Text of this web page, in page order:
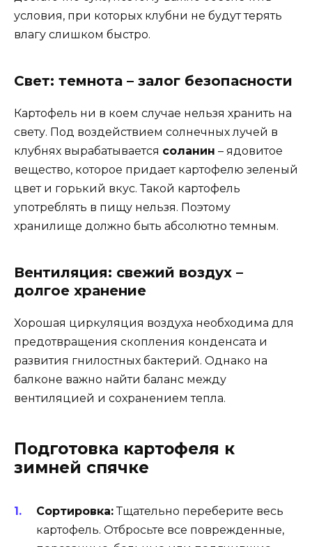
условия, при которых клубни не будут терять
влагу слишком быстро.
Свет: темнота – залог безопасности
Картофель ни в коем случае нельзя хранить на
свету. Под воздействием солнечных лучей в
клубнях вырабатывается соланин – ядовитое
вещество, которое придает картофелю зеленый
цвет и горький вкус. Такой картофель
употреблять в пищу нельзя. Поэтому
хранилище должно быть абсолютно темным.
Вентиляция: свежий воздух –
долгое хранение
Хорошая циркуляция воздуха необходима для
предотвращения скопления конденсата и
развития гнилостных бактерий. Однако на
балконе важно найти баланс между
вентиляцией и сохранением тепла.
Подготовка картофеля к
зимней спячке
Сортировка:Тщательно переберите весь
картофель. Отбросьте все поврежденные,